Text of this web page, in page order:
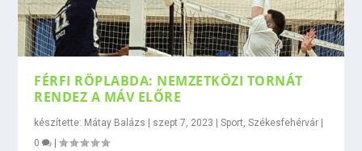
FÉRFI RÖPLABDA: NEMZETKÖZI TORNÁT
RENDEZ A MÁV ELŐRE
készítette: Mátay Balázs szept 7, 2023 |Sport,Székesfehérvár
0
|